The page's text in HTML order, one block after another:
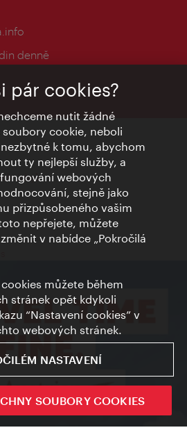
denně
údajů
pár cookies?
nutit žádné
soubory cookie, neboli
k tomu, abychom
ty nejlepší služby, a
webových
stejně jako
přizpůsobeného vašim
nepřejete, můžete
v nabídce „Pokročilá
můžete během
stránek opět kdykoli
“Nastavení cookies” v
webových stránek.
NASTAVENÍ
SOUBORY COOKIES